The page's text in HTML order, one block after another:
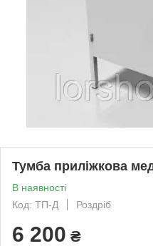
Тумба приліжкова
В наявності
Код: ТП-Д
Роздріб
6 200 ₴